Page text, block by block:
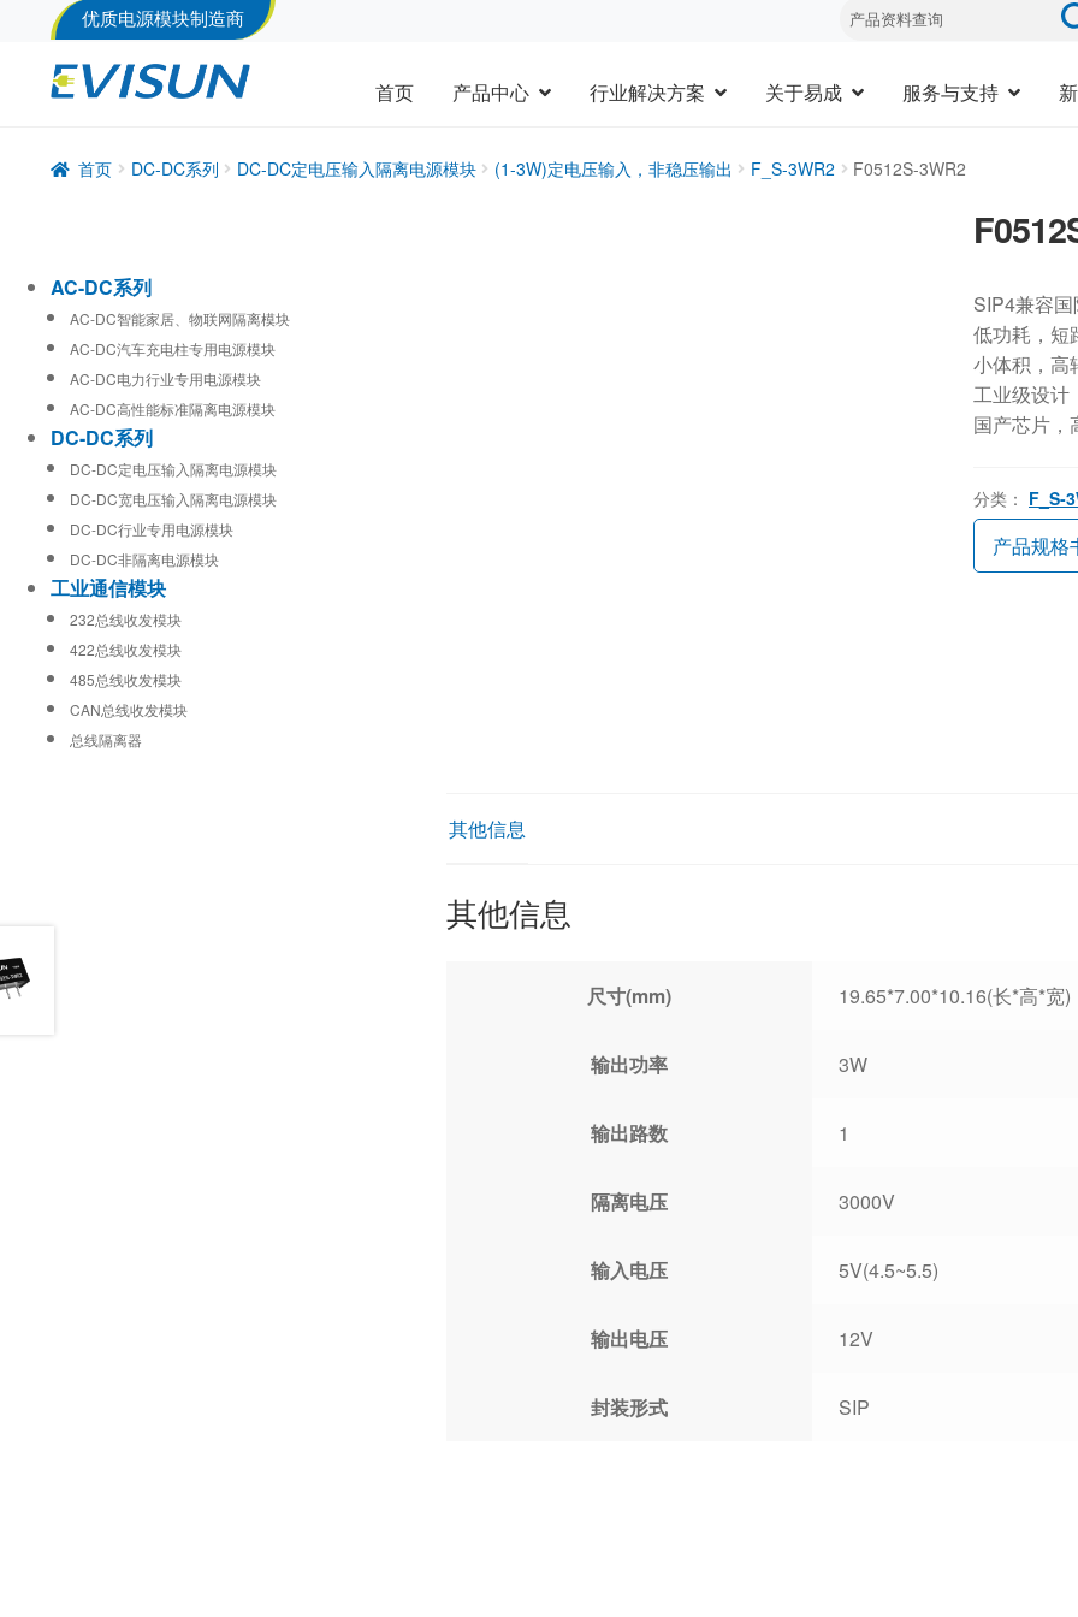
优质电源模块制造商
首页 产品中心 行业解决方案 关于易成 服务与支持
首页 DC-DC系列 DC-DC定电压输入隔离电源模块 (1-3W)定电压输入，非稳压输出 F_S-3WR2 F0512S-3WR2
SIP4兼容
低功耗，短
小体积，高
工业级设计
国产芯片，
分类： F_S-
产品规格
其他信息
其他信息
尺寸(mm) 19.65*7.00*10.16(长*高*宽)
输出功率 3W
输出路数 1
隔离电压 3000V
输入电压 5V(4.5~5.5)
输出电压 12V
封装形式 SIP
AC-DC系列
AC-DC智能家居、物联网隔离模块
AC-DC汽车充电柱专用电源模块
AC-DC电力行业专用电源模块
AC-DC高性能标准隔离电源模块
DC-DC系列
DC-DC定电压输入隔离电源模块
DC-DC宽电压输入隔离电源模块
DC-DC行业专用电源模块
DC-DC非隔离电源模块
工业通信模块
232总线收发模块
422总线收发模块
485总线收发模块
CAN总线收发模块
总线隔离器